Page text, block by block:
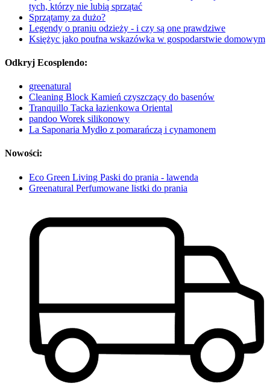
tych, którzy nie lubią sprzątać
Sprzątamy za dużo?
Legendy o praniu odzieży - i czy są one prawdziwe
Księżyc jako poufna wskazówka w gospodarstwie domowym
Odkryj Ecosplendo:
greenatural
Cleaning Block Kamień czyszczący do basenów
Tranquillo Tacka łazienkowa Oriental
pandoo Worek silikonowy
La Saponaria Mydło z pomarańczą i cynamonem
Nowości:
Eco Green Living Paski do prania - lawenda
Greenatural Perfumowane listki do prania